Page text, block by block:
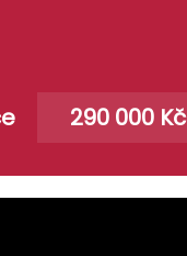
290 000 Kč